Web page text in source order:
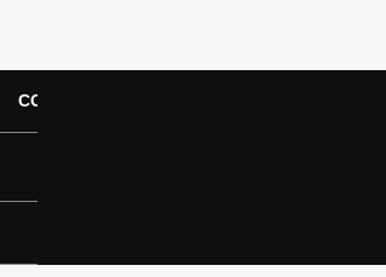
CONTACT US